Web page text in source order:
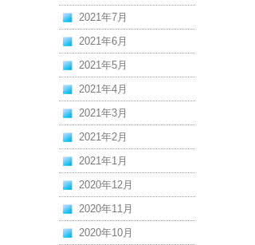
2021年7月
2021年6月
2021年5月
2021年4月
2021年3月
2021年2月
2021年1月
2020年12月
2020年11月
2020年10月